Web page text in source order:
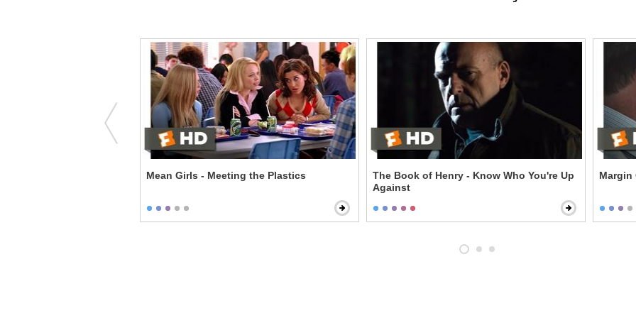
Mean Girls - Meeting the Plastics
The Book of Henry - Know Who You're Up
Against
Margin